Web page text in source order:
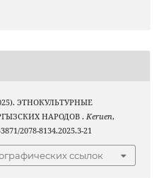
ЭТНОКУЛЬТУРНЫЕ
НАРОДОВ . Keruen,
2078-8134.2025.3-21
ссылок